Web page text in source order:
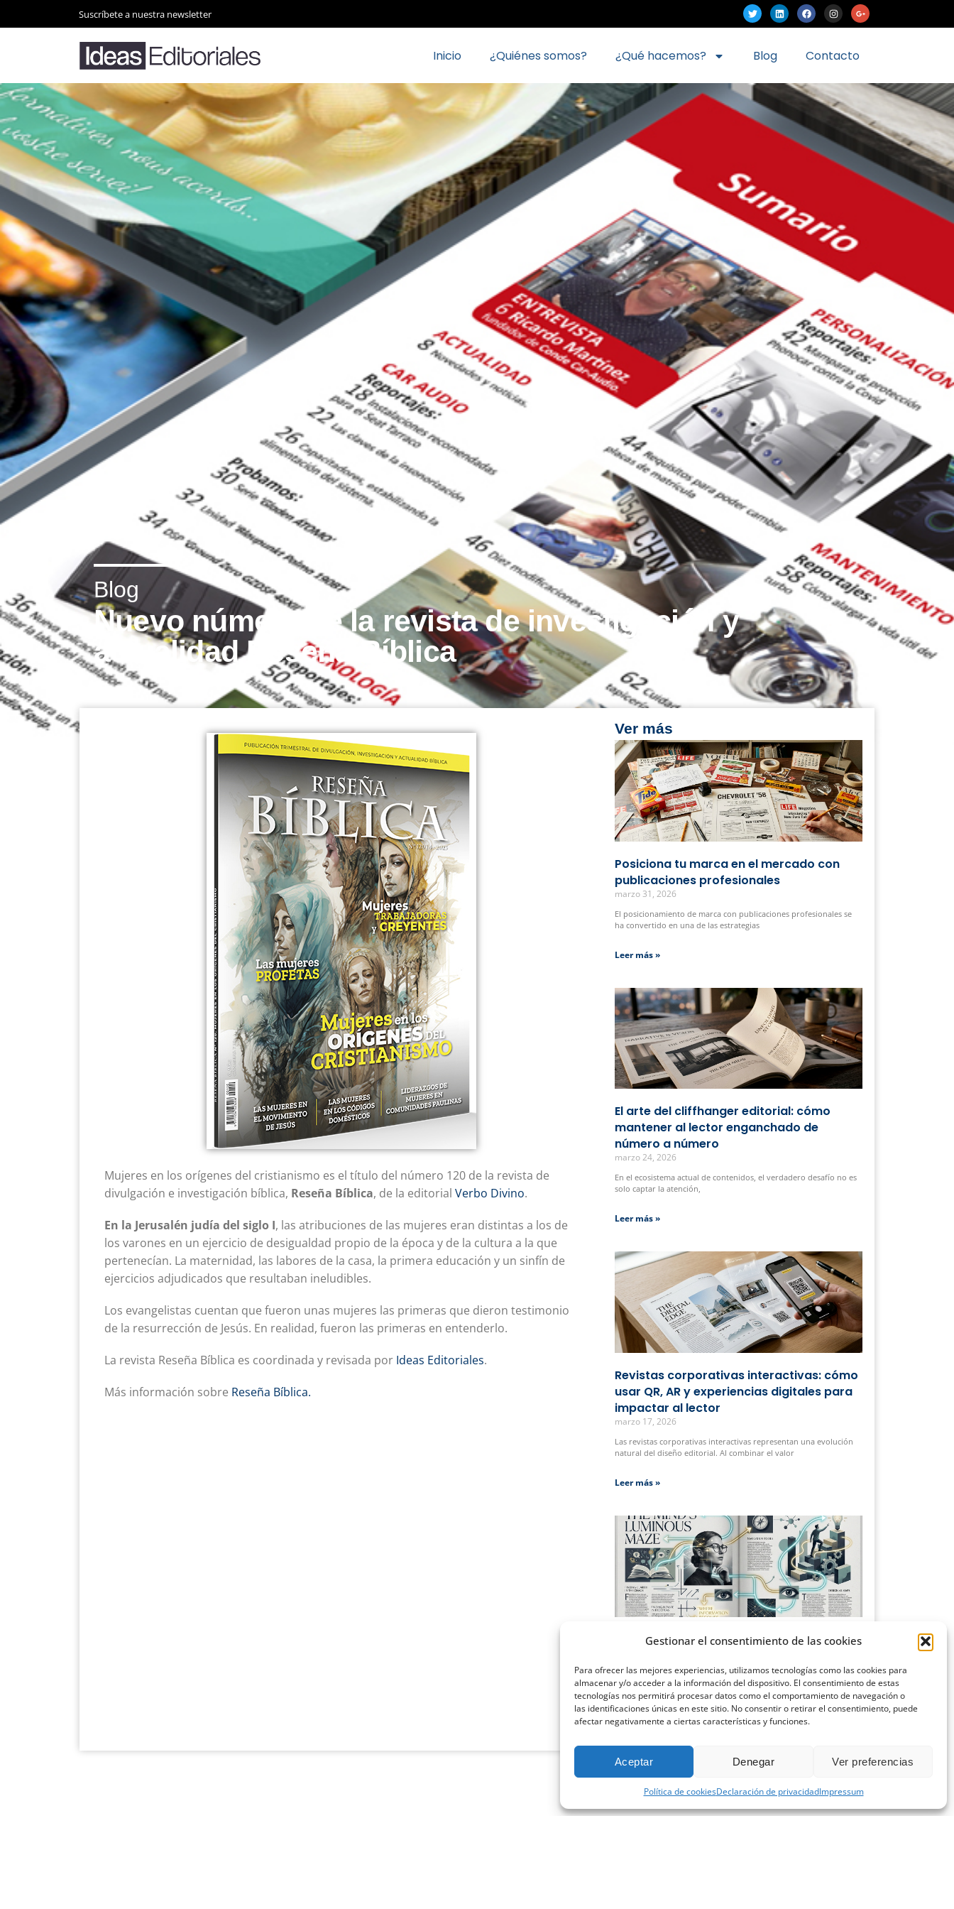
Gestionar el consentimiento de las cookies
Para ofrecer las mejores experiencias, utilizamos tecnologías como las cookies para
almacenar y/o acceder a la información del dispositivo. El consentimiento de estas
tecnologías nos permitirá procesar datos como el comportamiento de navegación o
las identificaciones únicas en este sitio. No consentir o retirar el consentimiento, puede
afectar negativamente a ciertas características y funciones.
Aceptar Denegar Ver preferencias
Política de cookiesDeclaración de privacidadImpressum
Suscríbete a nuestra newsletter
Inicio ¿Quiénes somos? ¿Qué hacemos? Blog Contacto
Blog
Nuevo número de la revista de investigación y
actualidad Reseña Bíblica
Mujeres en los orígenes del cristianismo es el título del número 120 de la revista de
divulgación e investigación bíblica, Reseña Bíblica, de la editorial Verbo Divino.
En la Jerusalén judía del siglo I, las atribuciones de las mujeres eran distintas a los de
los varones en un ejercicio de desigualdad propio de la época y de la cultura a la que
pertenecían. La maternidad, las labores de la casa, la primera educación y un sinfín de
ejercicios adjudicados que resultaban ineludibles.
Los evangelistas cuentan que fueron unas mujeres las primeras que dieron testimonio
de la resurrección de Jesús. En realidad, fueron las primeras en entenderlo.
La revista Reseña Bíblica es coordinada y revisada por Ideas Editoriales.
Más información sobre Reseña Bíblica.
Ver más
Posiciona tu marca en el mercado con
publicaciones profesionales
marzo 31, 2026
El posicionamiento de marca con publicaciones profesionales se
ha convertido en una de las estrategias
Leer más »
El arte del cliffhanger editorial: cómo
mantener al lector enganchado de
número a número
marzo 24, 2026
En el ecosistema actual de contenidos, el verdadero desafío no es
solo captar la atención,
Leer más »
Revistas corporativas interactivas: cómo
usar QR, AR y experiencias digitales para
impactar al lector
marzo 17, 2026
Las revistas corporativas interactivas representan una evolución
natural del diseño editorial. Al combinar el valor
Leer más »
La ciencia del diseño editorial: cómo la
marzo 9, 2026
Cuando pensamos en una revista o en cualquier publicación
profesional, solemos centrarnos en el contenido:
Leer más »